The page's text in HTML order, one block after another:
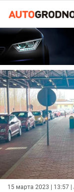
15 марта 2023 | 13:57